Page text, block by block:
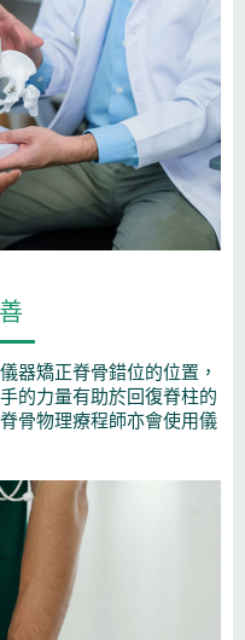
器矯正脊骨錯位的位置，
的力量有助於回復脊柱的
骨物理療程師亦會使用儀